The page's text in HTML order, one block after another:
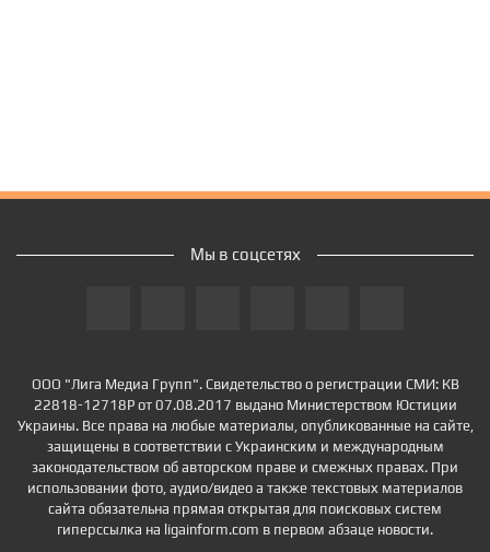
ООО "Лига Медиа Групп". Свидетельство о регистрации СМИ: КВ
22818-12718Р от 07.08.2017 выдано Министерством Юстиции
Украины. Все права на любые материалы, опубликованные на сайте,
защищены в соответствии с Украинским и международным
законодательством об авторском праве и смежных правах. При
использовании фото, аудио/видео а также текстовых материалов
сайта обязательна прямая открытая для поисковых систем
гиперссылка на ligainform.com в первом абзаце новости.
Мы в соцсетях